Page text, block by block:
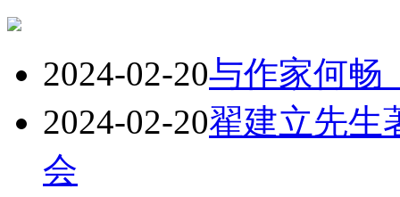
2024-02-20与作家何畅
2024-02-20翟建立先生
会